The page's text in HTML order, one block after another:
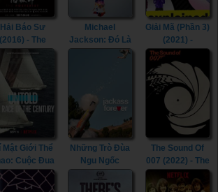
Hải Báo Sư
(2016) - The
(2016)
Michael
Jackson: Đó Là
Anh (2009) -
Giải Mã (Phần 3)
(2021) -
Explained
(Season 3)
(2021)
Mật Giới Thể
Cuộc Đua
Kỷ (2022) -
Untold: The
Những Trò Đùa
Ngu Ngốc
(2022) -
Jackass
The Sound Of
007 (2022) - The
Sound Of 007
(2022)